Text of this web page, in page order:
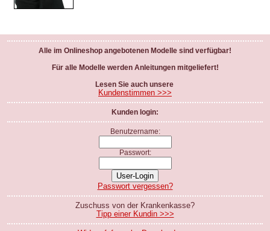
Alle im Onlineshop angebotenen Modelle sind verfügbar!
Für alle Modelle werden Anleitungen mitgeliefert!
Lesen Sie auch unsere
Kundenstimmen >>>
Kunden login:
Benutzername:
Passwort:
Passwort vergessen?
Zuschuss von der Krankenkasse?
Tipp einer Kundin >>>